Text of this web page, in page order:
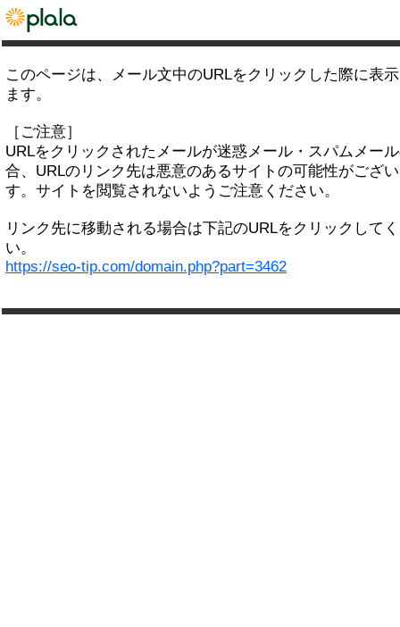
このページは、メール文中のURLをクリックした際に表
ます。
［ご注意］
URLをクリックされたメールが迷惑メール・スパムメー
合、URLのリンク先は悪意のあるサイトの可能性がござ
す。サイトを閲覧されないようご注意ください。
リンク先に移動される場合は下記のURLをクリックして
い。
https://seo-tip.com/domain.php?part=3462